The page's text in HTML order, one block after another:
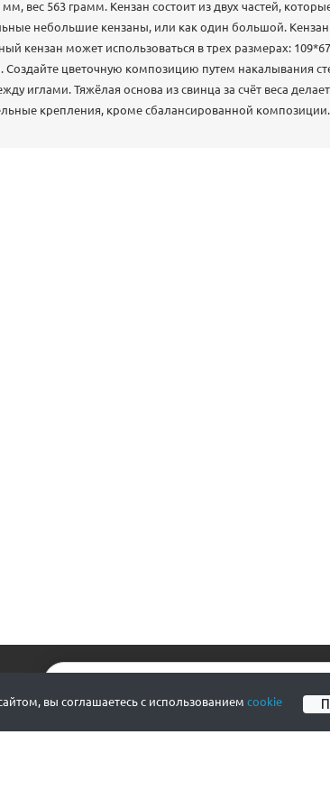
вес 563 грамм. Кензан состоит из двух частей,
небольшие кензаны, или как один большой.
кензан может использоваться в трех размерах:
цветочную композицию путем накалывания
иглами. Тяжёлая основа из свинца за счёт веса
крепления, кроме сбалансированной композиции.
вы соглашаетесь с использованием cookie